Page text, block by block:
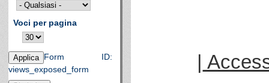
Voci per pagina
Form ID:
views_exposed_form
|